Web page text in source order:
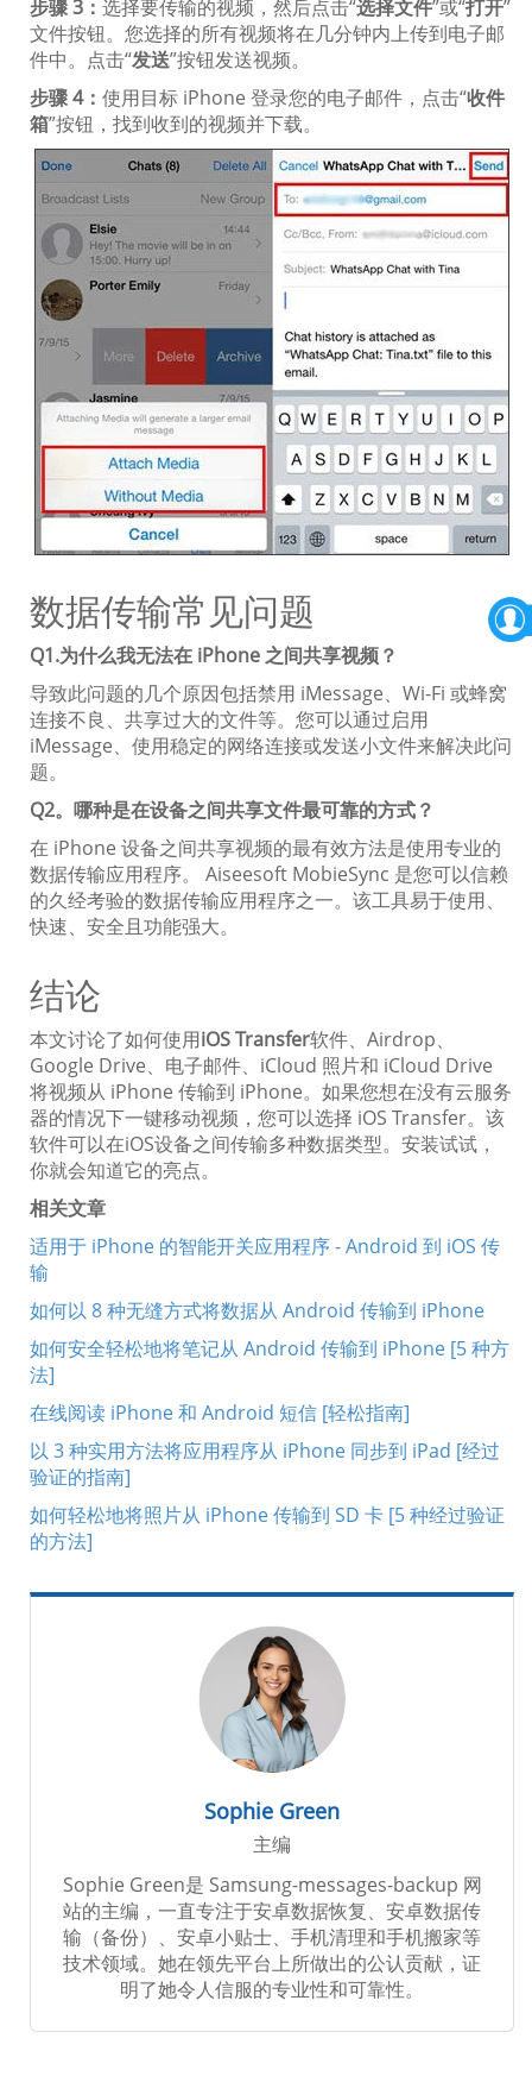
步骤 3： 选择要传输的视频，然后点击“选择文件”或“打开”
文件按钮。您选择的所有视频将在几分钟内上传到电子邮
件中。点击“发送”按钮发送视频。
步骤 4： 使用目标 iPhone 登录您的电子邮件，点击“收件
箱”按钮，找到收到的视频并下载。
数据传输常见问题
Q1.为什么我无法在 iPhone 之间共享视频？
导致此问题的几个原因包括禁用 iMessage、Wi-Fi 或蜂窝
连接不良、共享过大的文件等。您可以通过启用
iMessage、使用稳定的网络连接或发送小文件来解决此问
题。
Q2。哪种是在设备之间共享文件最可靠的方式？
在 iPhone 设备之间共享视频的最有效方法是使用专业的
数据传输应用程序。 Aiseesoft MobieSync 是您可以信赖
的久经考验的数据传输应用程序之一。该工具易于使用、
快速、安全且功能强大。
结论
本文讨论了如何使用iOS Transfer软件、Airdrop、
Google Drive、电子邮件、iCloud 照片和 iCloud Drive
将视频从 iPhone 传输到 iPhone。如果您想在没有云服务
器的情况下一键移动视频，您可以选择 iOS Transfer。该
软件可以在iOS设备之间传输多种数据类型。安装试试，
你就会知道它的亮点。
相关文章
适用于 iPhone 的智能开关应用程序 - Android 到 iOS 传
输
如何以 8 种无缝方式将数据从 Android 传输到 iPhone
如何安全轻松地将笔记从 Android 传输到 iPhone [5 种方
法]
在线阅读 iPhone 和 Android 短信 [轻松指南]
以 3 种实用方法将应用程序从 iPhone 同步到 iPad [经过
验证的指南]
如何轻松地将照片从 iPhone 传输到 SD 卡 [5 种经过验证
的方法]
Sophie Green
主编
Sophie Green是 Samsung-messages-backup 网
站的主编，一直专注于安卓数据恢复、安卓数据传
输（备份）、安卓小贴士、手机清理和手机搬家等
技术领域。她在领先平台上所做出的公认贡献，证
明了她令人信服的专业性和可靠性。